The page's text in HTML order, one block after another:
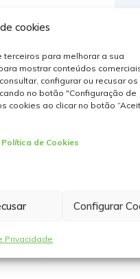
cookies
para melhorar a sua
mostrar conteúdos
configurar ou recusar os
no botão "Configuração de
cookies ao clicar no botão
Política de Cookies
Configurar
Privacidade
Panoramic i-